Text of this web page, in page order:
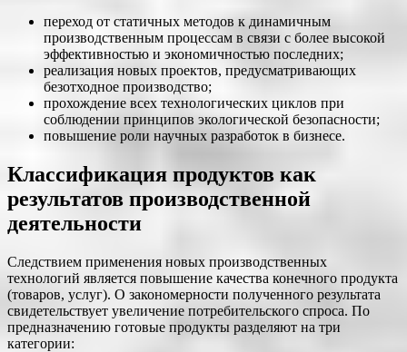
переход от статичных методов к динамичным
производственным процессам в связи с более высокой
эффективностью и экономичностью последних;
реализация новых проектов, предусматривающих
безотходное производство;
прохождение всех технологических циклов при
соблюдении принципов экологической безопасности;
повышение роли научных разработок в бизнесе.
Классификация продуктов как
результатов производственной
деятельности
Следствием применения новых производственных
технологий является повышение качества конечного продукта
(товаров, услуг). О закономерности полученного результата
свидетельствует увеличение потребительского спроса. По
предназначению готовые продукты разделяют на три
категории: